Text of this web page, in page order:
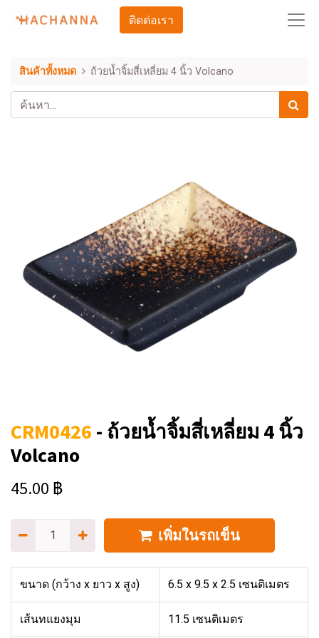
ติดต่อเรา
สินค้าทั้งหมด ถ้วยน้ำจิ้มสี่เหลี่ยม 4 นิ้ว Volcano
CRM0426 - ถ้วยน้ำจิ้มสี่เหลี่ยม 4 นิ้ว
Volcano
45.00 ฿
เพิ่มในรถเข็น
ขนาด (กว้าง x ยาว x สูง) 6.5 x 9.5 x 2.5 เซนติเมตร
เส้นทแยงมุม 11.5 เซนติเมตร